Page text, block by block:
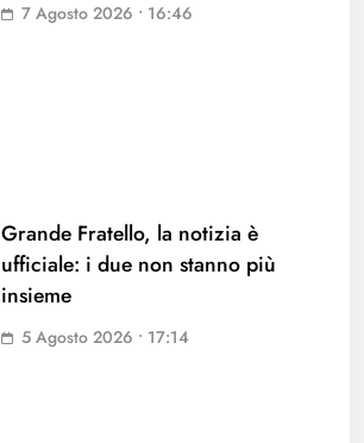
7 Agosto 2026 • 16:46
Grande Fratello, la notizia è
ufficiale: i due non stanno più
insieme
5 Agosto 2026 • 17:14